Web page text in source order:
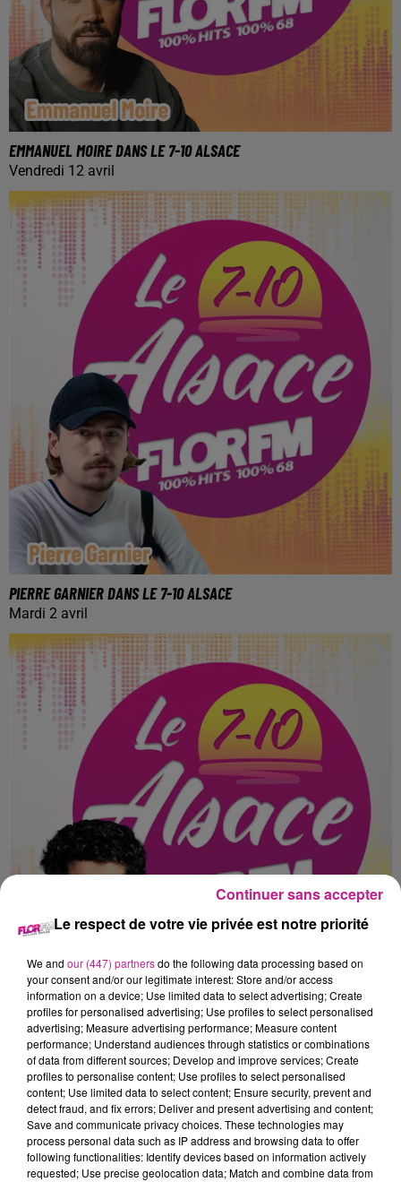
EMMANUEL MOIRE DANS LE 7-10 ALSACE
Vendredi 12 avril
PIERRE GARNIER DANS LE 7-10 ALSACE
Mardi 2 avril
CHARLES DANS LE 7-10 ALSACE
Lundi 11 mars
Le respect de votre vie privée est notre priorité
We and our (447) partnersdo the following data processing based on
your consent and/or our legitimate interest: Store and/or access
information on a device; Use limited data to select advertising; Create
profiles for personalised advertising; Use profiles to select personalised
advertising; Measure advertising performance; Measure content
performance; Understand audiences through statistics or combinations
of data from different sources; Develop and improve services; Create
profiles to personalise content; Use profiles to select personalised
content; Use limited data to select content; Ensure security, prevent and
detect fraud, and fix errors; Deliver and present advertising and content;
Save and communicate privacy choices. These technologies may
process personal data such as IP address and browsing data to offer
following functionalities: Identify devices based on information actively
requested; Use precise geolocation data; Match and combine data from
Continuer sans accepter